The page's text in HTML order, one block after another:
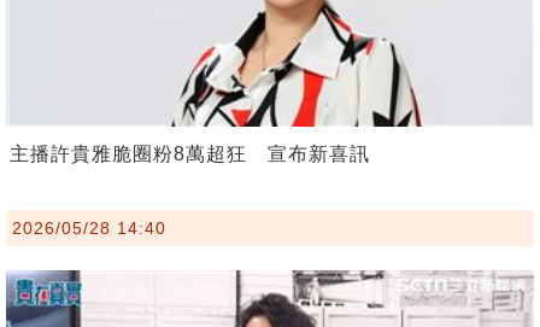
主播許貴雅脆圈粉8萬超狂 宣布新喜訊
2026/05/28 14:40